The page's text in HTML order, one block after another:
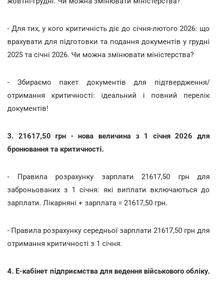
- Для тих, у кого критичність діє до січня-лютого 2026: що
врахувати для підготовки та подання документів у грудні
2025 та січні 2026. Чи можна змінювати міністерства?
- Збираємо пакет документів для підтвердження/
отримання критичності: ідеальний і повний перелік
документів!
3. 21617,50 грн - нова величина з 1 січня 2026 для
бронювання та критичності.
- Правила розрахунку зарплати 21617,50 грн для
заброньованих з 1 січня: які виплати включаються до
зарплати. Лікарняні + зарплата = 21617,50 грн.
- Правила розрахунку середньої зарплати 21617,50 грн для
отримання критичності з 1 січня.
4. Е-кабінет підприємства для ведення військового обліку.